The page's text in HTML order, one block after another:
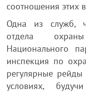
соотношения этих
Одна из служб,
отдела
Национального
инспекция по
регулярные
условиях,